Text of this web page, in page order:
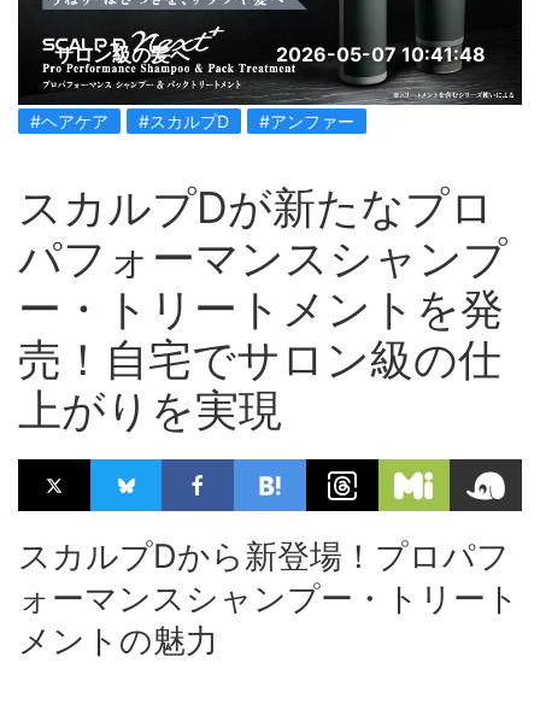
サロン級の髪へ 2026-05-07 10:41:48
#ヘアケア #スカルプD #アンファー
スカルプDが新たなプロ
パフォーマンスシャンプ
ー・トリートメントを発
売！自宅でサロン級の仕
上がりを実現
スカルプDから新登場！プロパフ
ォーマンスシャンプー・トリート
メントの魅力